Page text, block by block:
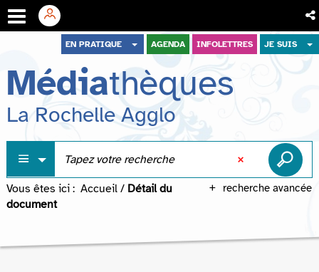
menu
contenu
recherche
EN PRATIQUE AGENDA INFOLETTRES JE SUIS
Médiathèques
La Rochelle Agglo
recherche avancée
Vous êtes ici : Accueil / Détail du
document